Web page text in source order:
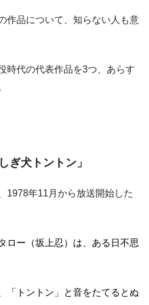
作品について、知らない人も意
時代の代表作品を3つ、あらす
ぎ犬トントン」
1978年11月から放送開始した
ロー（坂上忍）は、ある日不思
「トントン」と音をたてるとぬ